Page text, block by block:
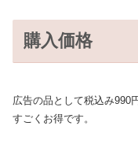
購入価格
広告の品として税込み990
すごくお得です。